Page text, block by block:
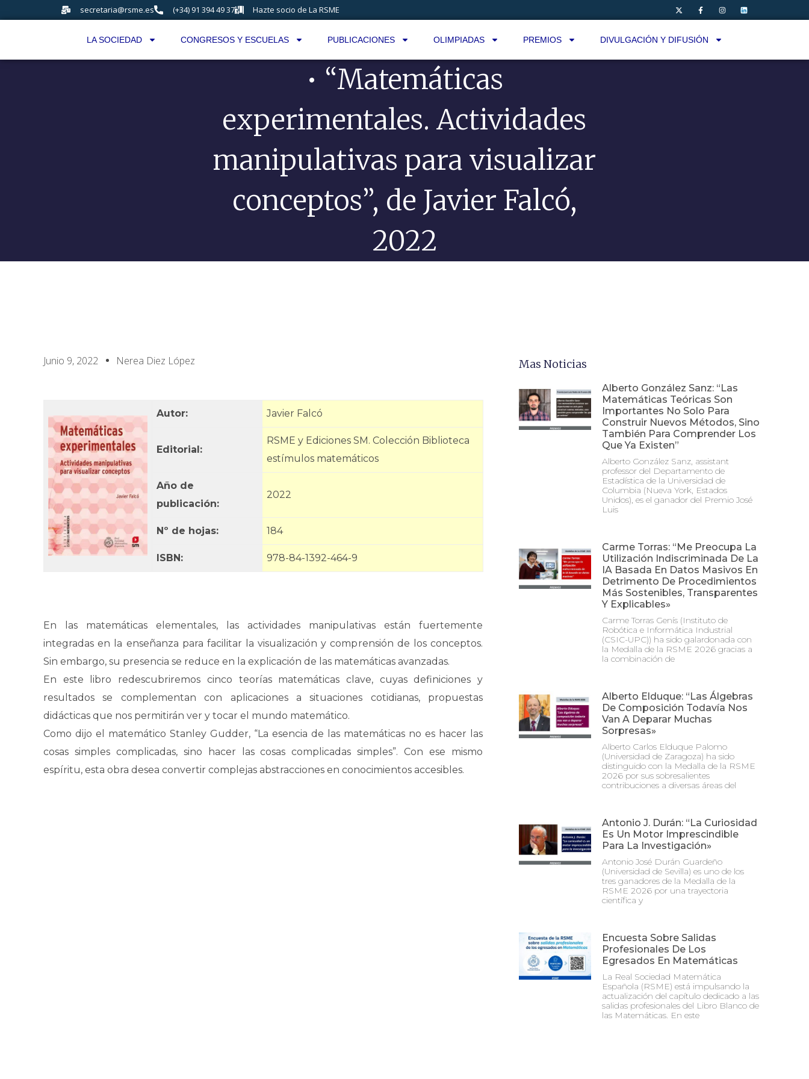
secretaria@rsme.es (+34) 91 394 49 37 Hazte socio de La RSME
LA SOCIEDAD CONGRESOS Y ESCUELAS PUBLICACIONES OLIMPIADAS PREMIOS DIVULGACIÓN Y DIFUSIÓN
• “Matemáticas
experimentales. Actividades
manipulativas para visualizar
conceptos”, de Javier Falcó,
2022
Junio 9, 2022 Nerea Diez López
Autor: Javier Falcó
Editorial:
RSME y Ediciones SM. Colección Biblioteca
estímulos matemáticos
Año de
publicación:
2022
Nº de hojas: 184
ISBN: 978-84-1392-464-9
En las matemáticas elementales, las actividades manipulativas están fuertemente
integradas en la enseñanza para facilitar la visualización y comprensión de los conceptos.
Sin embargo, su presencia se reduce en la explicación de las matemáticas avanzadas.
En este libro redescubriremos cinco teorías matemáticas clave, cuyas definiciones y
resultados se complementan con aplicaciones a situaciones cotidianas, propuestas
didácticas que nos permitirán ver y tocar el mundo matemático.
Como dijo el matemático Stanley Gudder, “La esencia de las matemáticas no es hacer las
cosas simples complicadas, sino hacer las cosas complicadas simples”. Con ese mismo
espíritu, esta obra desea convertir complejas abstracciones en conocimientos accesibles.
Mas Noticias
Alberto González Sanz: “Las
Matemáticas Teóricas Son
Importantes No Solo Para
Construir Nuevos Métodos, Sino
También Para Comprender Los
Que Ya Existen”
Alberto González Sanz, assistant
professor del Departamento de
Estadística de la Universidad de
Columbia (Nueva York, Estados
Unidos), es el ganador del Premio José
Luis
Carme Torras: “Me Preocupa La
Utilización Indiscriminada De La
IA Basada En Datos Masivos En
Detrimento De Procedimientos
Más Sostenibles, Transparentes
Y Explicables»
Carme Torras Genís (Instituto de
Robótica e Informática Industrial
(CSIC-UPC)) ha sido galardonada con
la Medalla de la RSME 2026 gracias a
la combinación de
Alberto Elduque: “Las Álgebras
De Composición Todavía Nos
Van A Deparar Muchas
Sorpresas»
Alberto Carlos Elduque Palomo
(Universidad de Zaragoza) ha sido
distinguido con la Medalla de la RSME
2026 por sus sobresalientes
contribuciones a diversas áreas del
Antonio J. Durán: “La Curiosidad
Es Un Motor Imprescindible
Para La Investigación»
Antonio José Durán Guardeño
(Universidad de Sevilla) es uno de los
tres ganadores de la Medalla de la
RSME 2026 por una trayectoria
científica y
Encuesta Sobre Salidas
Profesionales De Los
Egresados En Matemáticas
La Real Sociedad Matemática
Española (RSME) está impulsando la
actualización del capítulo dedicado a las
salidas profesionales del Libro Blanco de
las Matemáticas. En este